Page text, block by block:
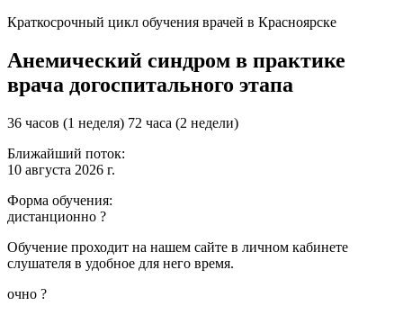
Краткосрочный цикл обучения врачей в Красноярске
Анемический синдром в практике
врача догоспитального этапа
36 часов (1 неделя) 72 часа (2 недели)
Ближайший поток:
10 августа 2026 г.
Форма обучения:
дистанционно ?
Обучение проходит на нашем сайте в личном кабинете
слушателя в удобное для него время.
очно ?